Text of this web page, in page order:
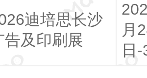
迪培思长沙
告及印刷展
月
日